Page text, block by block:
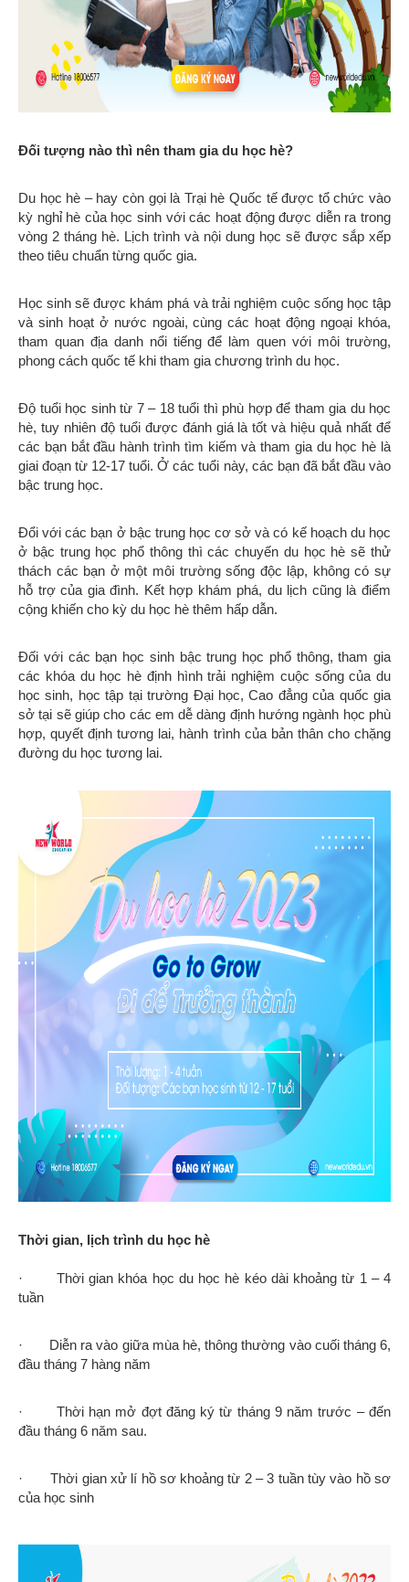
Đối tượng nào thì nên tham gia du học hè?
Du học hè – hay còn gọi là Trại hè Quốc tế được tổ chức vào
kỳ nghỉ hè của học sinh với các hoạt động được diễn ra trong
vòng 2 tháng hè. Lịch trình và nội dung học sẽ được sắp xếp
theo tiêu chuẩn từng quốc gia.
Học sinh sẽ được khám phá và trải nghiệm cuộc sống học tập
và sinh hoạt ở nước ngoài, cùng các hoạt động ngoại khóa,
tham quan địa danh nổi tiếng để làm quen với môi trường,
phong cách quốc tế khi tham gia chương trình du học.
Độ tuổi học sinh từ 7 – 18 tuổi thì phù hợp để tham gia du học
hè, tuy nhiên độ tuổi được đánh giá là tốt và hiệu quả nhất để
các bạn bắt đầu hành trình tìm kiếm và tham gia du học hè là
giai đoạn từ 12-17 tuổi. Ở các tuổi này, các bạn đã bắt đầu vào
bậc trung học.
Đổi với các bạn ở bậc trung học cơ sở và có kế hoạch du học
ở bậc trung học phổ thông thì các chuyến du học hè sẽ thử
thách các bạn ở một môi trường sống độc lập, không có sự
hỗ trợ của gia đình. Kết hợp khám phá, du lịch cũng là điểm
cộng khiến cho kỳ du học hè thêm hấp dẫn.
Đối với các bạn học sinh bậc trung học phổ thông, tham gia
các khóa du học hè định hình trải nghiệm cuộc sống của du
học sinh, học tập tại trường Đại học, Cao đẳng của quốc gia
sở tại sẽ giúp cho các em dễ dàng định hướng ngành học phù
hợp, quyết định tương lai, hành trình của bản thân cho chặng
đường du học tương lai.
Thời gian, lịch trình du học hè
· Thời gian khóa học du học hè kéo dài khoảng từ 1 – 4
tuần
· Diễn ra vào giữa mùa hè, thông thường vào cuối tháng 6,
đầu tháng 7 hàng năm
· Thời hạn mở đợt đăng ký từ tháng 9 năm trước – đến
đầu tháng 6 năm sau.
· Thời gian xử lí hồ sơ khoảng từ 2 – 3 tuần tùy vào hồ sơ
của học sinh